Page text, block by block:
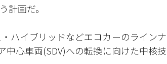
計画だ。
ハイブリッドなどエコカーのラインナ
心車両(SDV)への転換に向けた中核技